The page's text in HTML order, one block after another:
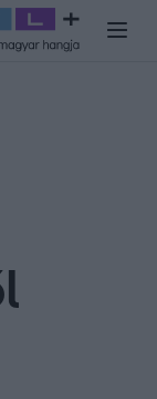
ments ki innen